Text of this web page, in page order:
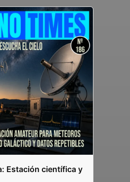
Estación científica y